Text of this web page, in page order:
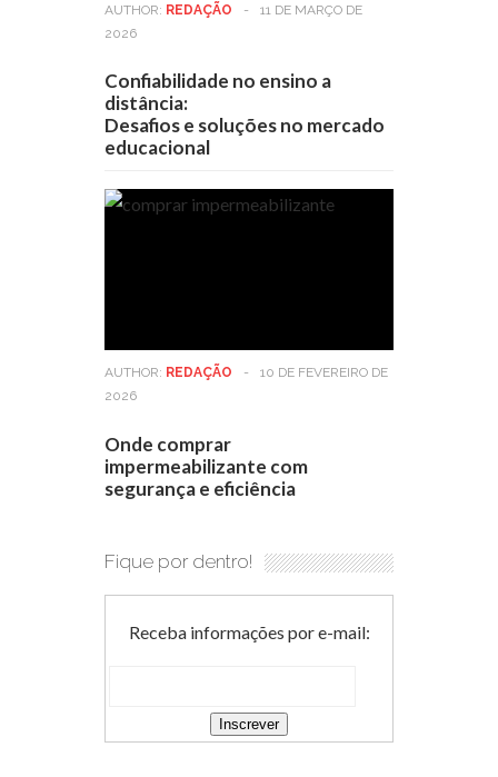
AUTHOR: REDAÇÃO -
11 DE MARÇO DE
2026
Confiabilidade no ensino a
distância:
Desafios e soluções no mercado
educacional
AUTHOR: REDAÇÃO -
10 DE FEVEREIRO DE
2026
Onde comprar
impermeabilizante com
segurança e eficiência
Fique por dentro!
Receba informações por e-mail: